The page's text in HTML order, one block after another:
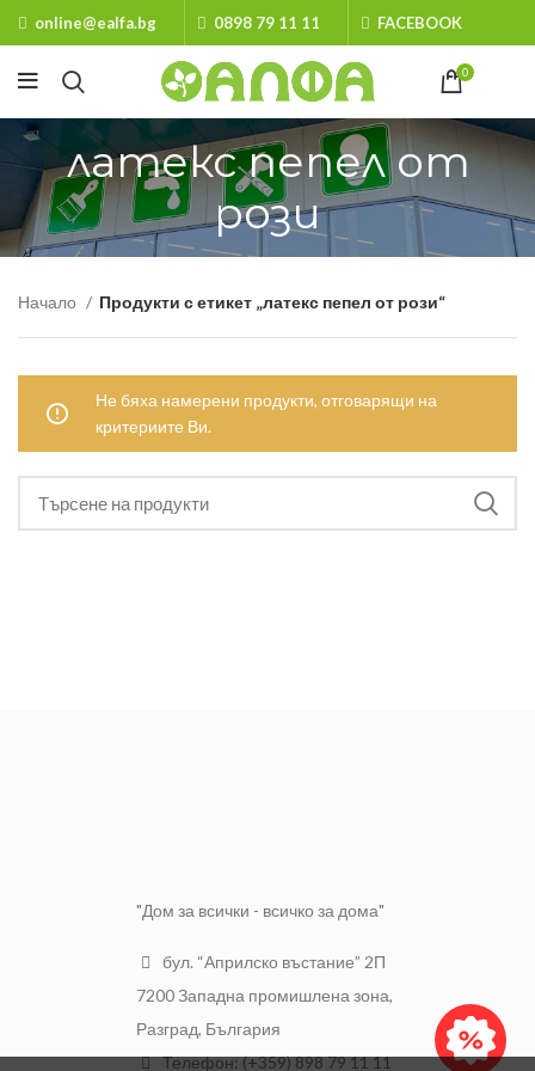
online@ealfa.bg 0898 79 11 11 FACEBOOK
0
латекс пепел от
рози
Начало Продукти с етикет „латекс пепел от рози“
Не бяха намерени продукти, отговарящи на
критериите Ви.
"Дом за всички - всичко за дома"
бул. “Априлско въстание” 2П
7200 Западна промишлена зона,
Разград, България
Телефон: (+359) 898 79 11 11